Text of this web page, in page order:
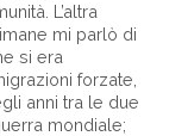
L’altra
mi parlò di
si era
forzate,
anni tra le due
mondiale;